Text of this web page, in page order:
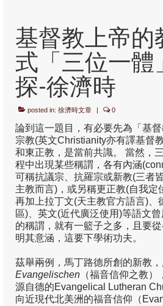
項目簡介
導論
定位
研究範圍
操守及投稿
徽標
呈獻您中華神學(通識版)
通識系列1: 聖經—歷史—
體」
研究團發表
編輯室
基督教上帝的
式「三位一體
探-徐濟時
posted in: 徐濟時文章 | 0
論到這一題目，有必要先為「基
宗教(英文Christianity亦有譯基督
和東正教，是當前共識。 當然，
程中出現某些稱謂，各有內涵
可稱抗議宗、抗羅宗或新教(三者
主教而言)，或另稱更正教(自我定
再加上拉丁文(天主教官方語言)、
區)、英文(近代廣泛使用)等語文
的稱謂，就有一籃子之多，且要
明其意涵，這要下學術功夫。
茲舉兩例，馬丁路德所創的新教
Evangelischen （福音信仰之教
源自德的Evangelical Lutheran
向近現代北美洲的福音信仰（